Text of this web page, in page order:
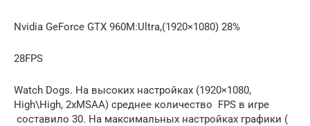
Nvidia GeForce GTX 960M:Ultra,(1920×1080) 28%
28FPS
Watch Dogs. На высоких настройках (1920×1080,
High\High, 2xMSAA) среднее количество FPS в игре
составило 30. На максимальных настройках графики (